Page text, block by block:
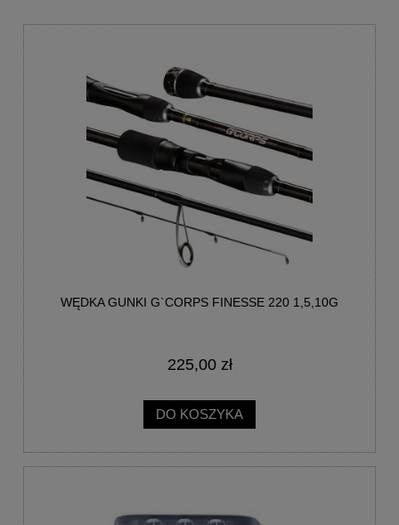
WĘDKA GUNKI G`CORPS FINESSE 220 1,5,10G
225,00 zł
DO KOSZYKA